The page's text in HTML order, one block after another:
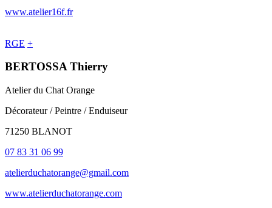
www.atelier16f.fr
RGE +
BERTOSSA Thierry
Atelier du Chat Orange
Décorateur / Peintre / Enduiseur
71250 BLANOT
07 83 31 06 99
atelierduchatorange@gmail.com
www.atelierduchatorange.com